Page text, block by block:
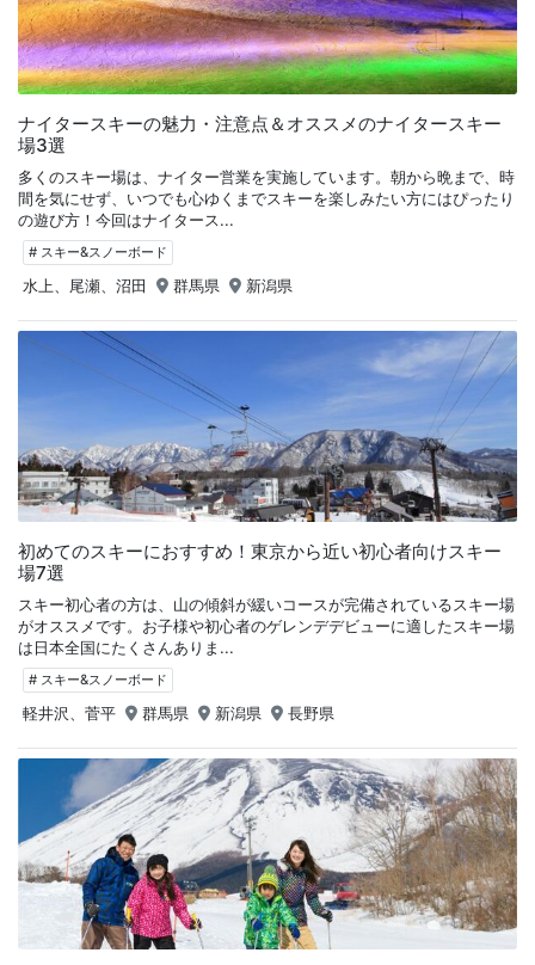
ナイタースキーの魅力・注意点＆オススメのナイタースキー
場3選
多くのスキー場は、ナイター営業を実施しています。朝から晩まで、時
間を気にせず、いつでも心ゆくまでスキーを楽しみたい方にはぴったり
の遊び方！今回はナイタース...
# スキー&スノーボード
水上、尾瀬、沼田 群馬県 新潟県
初めてのスキーにおすすめ！東京から近い初心者向けスキー
場7選
スキー初心者の方は、山の傾斜が緩いコースが完備されているスキー場
がオススメです。お子様や初心者のゲレンデデビューに適したスキー場
は日本全国にたくさんありま...
# スキー&スノーボード
軽井沢、菅平 群馬県 新潟県 長野県